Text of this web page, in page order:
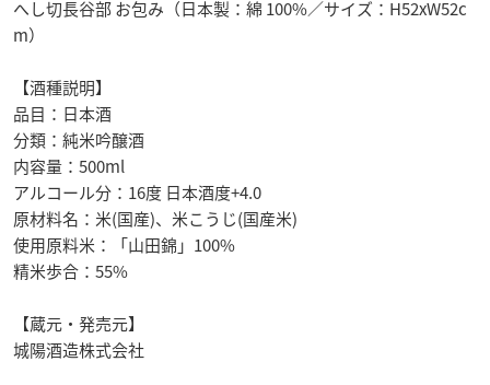
へし切長谷部 お包み（日本製：綿 100%／サイズ：H52xW52c
m）
【酒種説明】
品目：日本酒
分類：純米吟醸酒
内容量：500ml
アルコール分：16度 日本酒度+4.0
原材料名：米(国産)、米こうじ(国産米)
使用原料米：「山田錦」100%
精米歩合：55%
【蔵元・発売元】
城陽酒造株式会社